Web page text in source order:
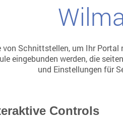
von Schnittstellen, um Ihr
eingebunden werden, die
und Einstellungen für
Controls